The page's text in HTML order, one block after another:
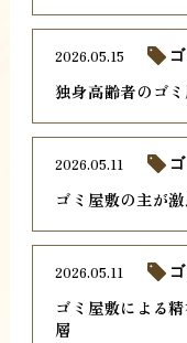
独身高齢者のゴ
2026.05.15
ゴミ屋敷の主が
2026.05.11
ゴミ屋敷による
層
2026.05.11